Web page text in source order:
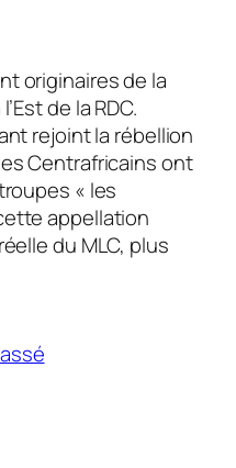
originaires de la
de la RDC.
rejoint la rébellion
Centrafricains ont
« les
appellation
du MLC, plus